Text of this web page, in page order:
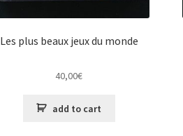
Les plus beaux jeux du monde
40,00€
add to cart